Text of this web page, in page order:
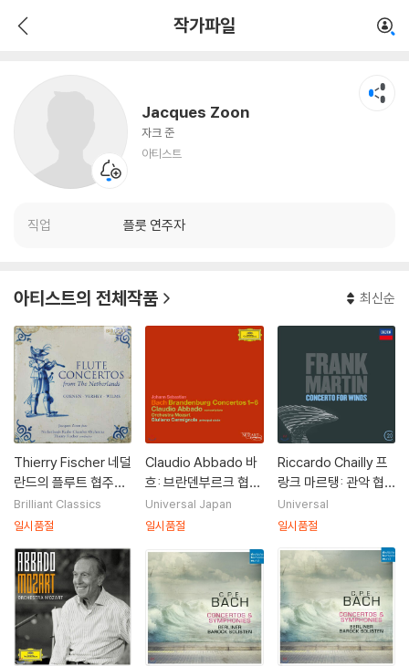
작가파일
Jacques Zoon
자크 준
아티스트
직업 플룻 연주자
아티스트의 전체작품 최신순
Thierry Fischer 네덜
란드의 플루트 협주곡
(Flute Concertos fr
om the Netherland
Brilliant Classics
일시품절
Claudio Abbado 바
흐: 브란덴부르크 협주
곡집 (Bach: Brande
nburg Concertos)
Universal Japan
일시품절
Riccardo Chailly 프
랑크 마르탱: 관악 협
주곡 (Frank Martin:
Concerto For Wind
Universal
일시품절